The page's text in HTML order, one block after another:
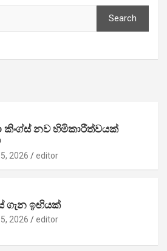
Search
කිංග්ස් නව හිමිකාරීත්වයක්
2026 editor
ගැන ඉඟියක්
2026 editor